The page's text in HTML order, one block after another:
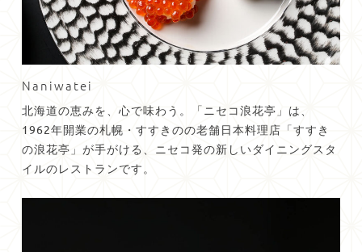
Naniwatei
北海道の恵みを、心で味わう。「ニセコ浪花亭」は、
1962年開業の札幌・すすきのの老舗日本料理店「すすき
の浪花亭」が手がける、
ニセコ発の新しいダイニングスタ
イルのレストランです。